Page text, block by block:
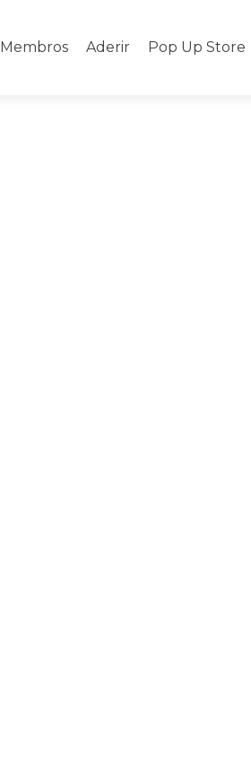
Membros Aderir Pop Up Store